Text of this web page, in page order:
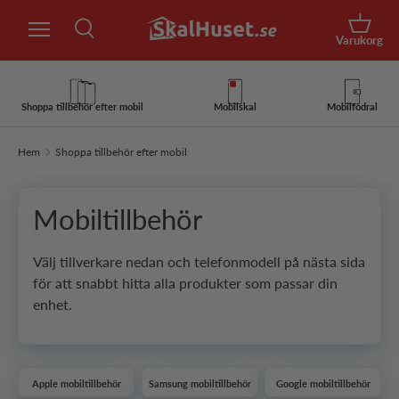
Hoppa till innehåll
Sök
Korg
Varukorg
Shoppa tillbehör efter mobil Mobilskal Mobilfodral
Hem Shoppa tillbehör efter mobil
Mobiltillbehör
Välj tillverkare nedan och telefonmodell på nästa sida
för att snabbt hitta alla produkter som passar din
enhet.
Apple mobiltillbehör Samsung mobiltillbehör Google mobiltillbehör